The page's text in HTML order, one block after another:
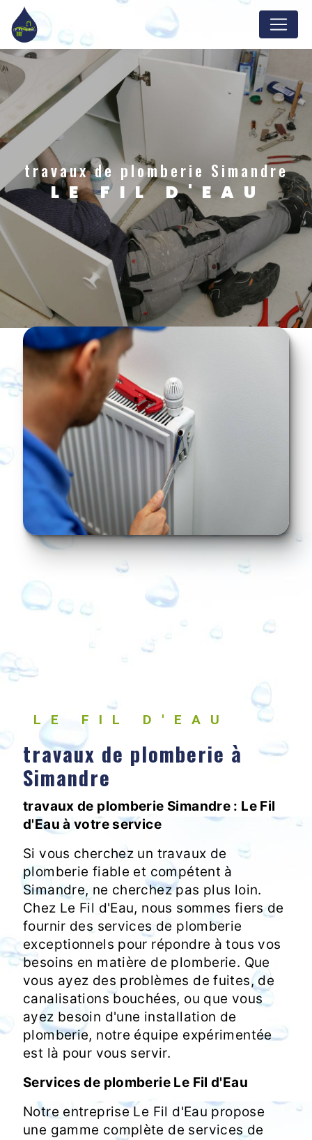
travaux de plomberie Simandre
LE FIL D'EAU
LE FIL D'EAU
travaux de plomberie à
Simandre
travaux de plomberie Simandre : Le Fil
d'Eau à votre service
Si vous cherchez un travaux de
plomberie fiable et compétent à
Simandre, ne cherchez pas plus loin.
Chez Le Fil d'Eau, nous sommes fiers de
fournir des services de plomberie
exceptionnels pour répondre à tous vos
besoins en matière de plomberie. Que
vous ayez des problèmes de fuites, de
canalisations bouchées, ou que vous
ayez besoin d'une installation de
plomberie, notre équipe expérimentée
est là pour vous servir.
Services de plomberie Le Fil d'Eau
Notre entreprise Le Fil d'Eau propose
une gamme complète de services de
Panneau de gestion des cookies